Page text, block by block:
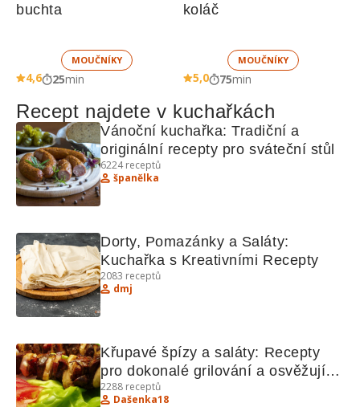
buchta
MOUČNÍKY
4,6 25min
koláč
MOUČNÍKY
5,0 75min
Recept najdete v kuchařkách
Vánoční kuchařka: Tradiční a
originální recepty pro sváteční stůl
6224receptů
španělka
Dorty, Pomazánky a Saláty:
Kuchařka s Kreativními Recepty
2083 receptů
dmj
Křupavé špízy a saláty: Recepty
pro dokonalé grilování a osvěžující
saláty
2288 receptů
Dašenka18